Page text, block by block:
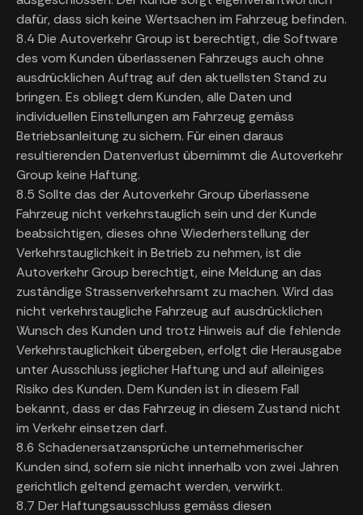
dafür, dass sich keine Wertsachen im Fahrzeug befinden.
8.4 Die Autoverkehr Group ist berechtigt, die Software
des vom Kunden überlassenen Fahrzeugs auch ohne
ausdrücklichen Auftrag auf den aktuellsten Stand zu
bringen. Es obliegt dem Kunden, alle Daten und
individuellen Einstellungen am Fahrzeug gemäss
Betriebsanleitung zu sichern. Für einen daraus
resultierenden Datenverlust übernimmt die Autoverkehr
Group keine Haftung.
8.5 Sollte das der Autoverkehr Group überlassene
Fahrzeug nicht verkehrstauglich sein und der Kunde
beabsichtigen, dieses ohne Wiederherstellung der
Verkehrstauglichkeit in Betrieb zu nehmen, ist die
Autoverkehr Group berechtigt, eine Meldung an das
zuständige Strassenverkehrsamt zu machen. Wird das
nicht verkehrstaugliche Fahrzeug auf ausdrücklichen
Wunsch des Kunden und trotz Hinweis auf die fehlende
Verkehrstauglichkeit übergeben, erfolgt die Herausgabe
unter Ausschluss jeglicher Haftung und auf alleiniges
Risiko des Kunden. Dem Kunden ist in diesem Fall
bekannt, dass er das Fahrzeug in diesem Zustand nicht
im Verkehr einsetzen darf.
8.6 Schadenersatzansprüche unternehmerischer
Kunden sind, sofern sie nicht innerhalb von zwei Jahren
gerichtlich geltend gemacht werden, verwirkt.
8.7 Der Haftungsausschluss gemäss diesen